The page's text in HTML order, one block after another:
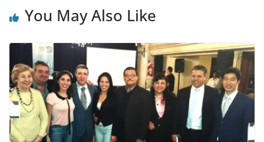
You May Also Like